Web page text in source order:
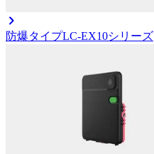
防爆タイプLC-EX10シリーズ